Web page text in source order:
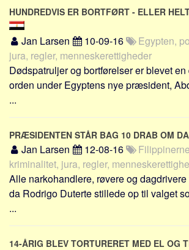
HUNDREDVIS ER BORTFØRT - ELLER
Jan Larsen 10-09-16
Egypten,
jura, regler, menneskerettigheder
Dødspatruljer og bortførelser er blevet
orden under Egyptens nye præsident,
...
PRÆSIDENTEN STÅR BAG 10 DRAB OM
Jan Larsen 12-08-16
kriminalitet, jura, regler,
Alle narkohandlere, røvere og
da Rodrigo Duterte stillede op til valget
...
14-ÅRIG BLEV TORTURERET MED EL OG